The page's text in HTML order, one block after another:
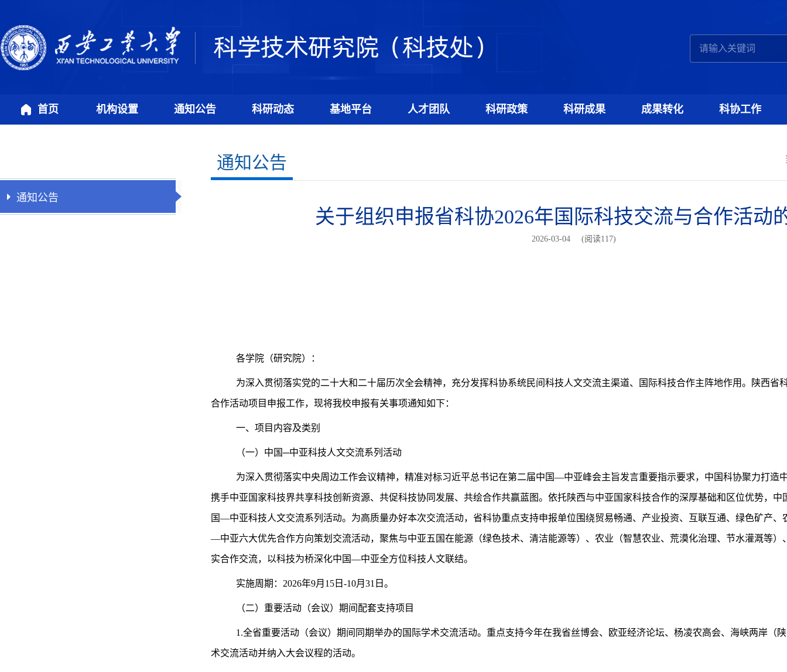
首页 机构设置 通知公告 科研动态 基地平台 人才团队 科研政策 科研成果 成果转化 科协工作
通知公告
通知公告
关于组织申报省科协2026年国际科技交流与合作活动
2026-03-04 (阅读117)
各学院（研究院）：
为深入贯彻落实党的二十大和二十届历次全会精神，充分发挥科协系统民间科技人文交流主渠道、国际科技合作主阵地作用。陕西省
合作活动项目申报工作，现将我校申报有关事项通知如下：
一、项目内容及类别
（一）中国─中亚科技人文交流系列活动
为深入贯彻落实中央周边工作会议精神，精准对标习近平总书记在第二届中国—中亚峰会主旨发言重要指示要求，中国科协聚力打造
携手中亚国家科技界共享科技创新资源、共促科技协同发展、共绘合作共赢蓝图。依托陕西与中亚国家科技合作的深厚基础和区位优势，中
国—中亚科技人文交流系列活动。为高质量办好本次交流活动，省科协重点支持申报单位围绕贸易畅通、产业投资、互联互通、绿色矿产、
—中亚六大优先合作方向策划交流活动，聚焦与中亚五国在能源（绿色技术、清洁能源等）、农业（智慧农业、荒漠化治理、节水灌溉等）
实合作交流，以科技为桥深化中国—中亚全方位科技人文联结。
实施周期： 2026年9月15日-10月31日。
（二）重要活动（会议）期间配套支持项目
1.全省重要活动（会议）期间同期举办的国际学术交流活动。重点支持今年在我省丝博会、欧亚经济论坛、杨凌农高会、海峡两岸（
术交流活动并纳入大会议程的活动。